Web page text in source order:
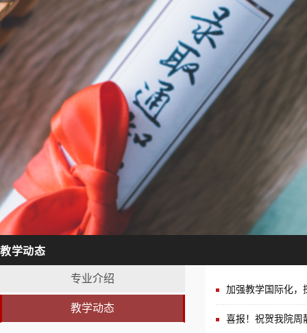
教学动态
专业介绍
教学动态
加强教学国际化
喜报！祝贺我院周